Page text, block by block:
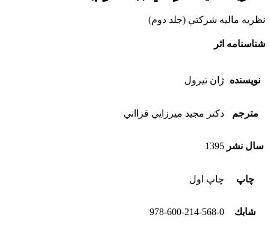
نظريه ماليه شركتي (جلد دوم)
شناسنامه اثر
نویسنده ژان تيرول
مترجم دكتر مجيد ميرزايي قزااني
سال نشر 1395
چاپ چاپ اول
شابك 978-600-214-568-0